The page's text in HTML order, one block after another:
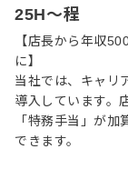
25H～程
【店長から年収
に】
当社では、キャリ
導入しています。
「特務手当」が
できます。